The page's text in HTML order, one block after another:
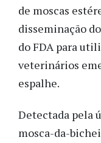
de moscas
disseminação
do FDA para
veterinários
espalhe.
Detectada pela
mosca-da-